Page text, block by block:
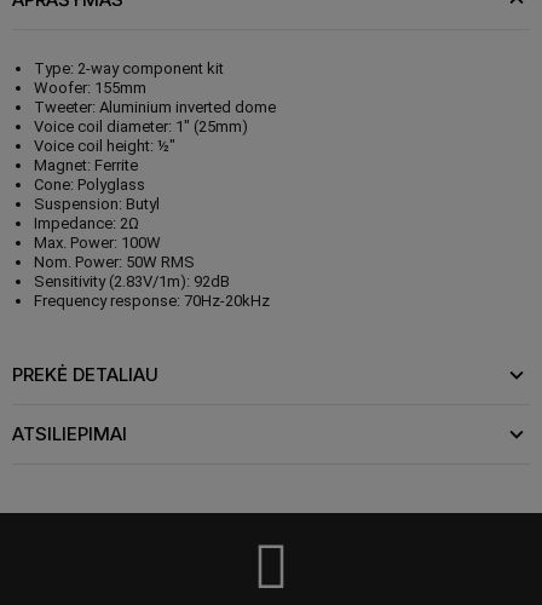
Type: 2-way component kit
Woofer: 155mm
Tweeter: Aluminium inverted dome
Voice coil diameter: 1" (25mm)
Voice coil height: ½"
Magnet: Ferrite
Cone: Polyglass
Suspension: Butyl
Impedance: 2Ω
Max. Power: 100W
Nom. Power: 50W RMS
Sensitivity (2.83V/1m): 92dB
Frequency response: 70Hz-20kHz
PREKĖ DETALIAU
ATSILIEPIMAI